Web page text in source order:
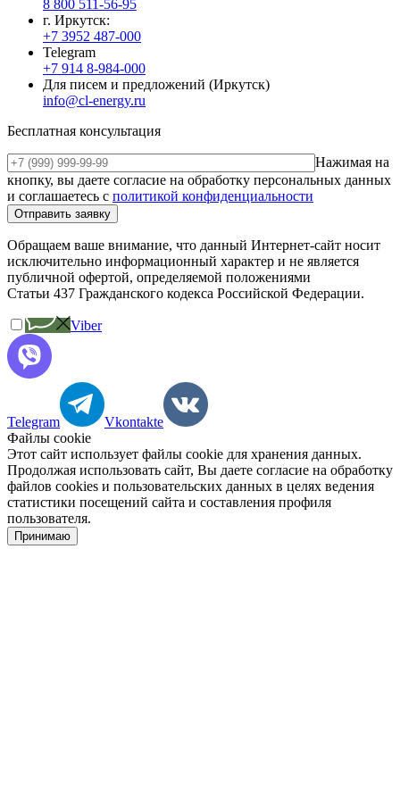
8 800 511-56-95
г. Иркутск:
+7 3952 487-000
Telegram
+7 914 8-984-000
Для писем и предложений (Иркутск)
info@cl-energy.ru
Бесплатная консультация
Нажимая на
кнопку, вы даете согласие на обработку персональных данных
и соглашаетесь c политикой конфиденциальности
Обращаем ваше внимание, что данный Интернет-сайт носит
исключительно информационный характер и не является
публичной офертой, определяемой положениями
Статьи 437 Гражданского кодекса Российской Федерации.
Viber
Telegram
Vkontakte
Файлы cookie
Этот сайт использует файлы cookie для хранения данных.
Продолжая использовать сайт, Вы даете согласие на обработку
файлов cookies и пользовательских данных в целях ведения
статистики посещений сайта и составления профиля
пользователя.
Принимаю